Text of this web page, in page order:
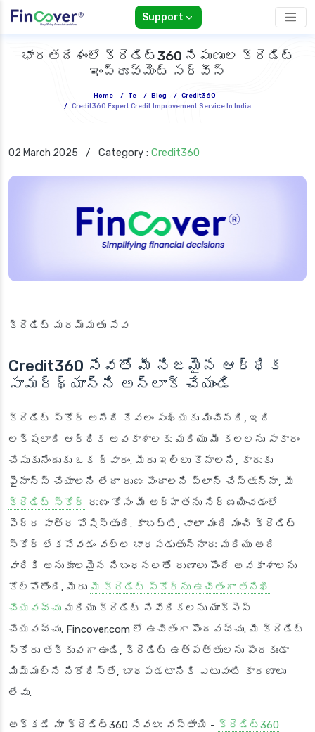
Support
భారతదేశంలో క్రెడిట్360 నిపుణుల క్రెడిట్
ఇంప్రూవ్‌మెంట్ సర్వీస్
Home / Te / Blog / Credit360
/ Credit360 Expert Credit Improvement Service In India
02 March 2025 / Category : Credit360
క్రెడిట్ మరమ్మతు సేవ
Credit360 సేవతో మీ నిజమైన ఆర్థిక
సామర్థ్యాన్ని అన్‌లాక్ చేయండి
క్రెడిట్ స్కోర్ అనేది కేవలం సంఖ్యకు మించినది, ఇది
లక్షలాది ఆర్థిక అవకాశాలకు మరియు మీ కలలను సాకారం
చేసుకునేందుకు ఒక ద్వారం. మీరు ఇల్లు కొనాలని, కారుకు
ఫైనాన్స్ చేయాలని లేదా రుణం పొందాలని ప్లాన్ చేస్తున్నా, మీ
క్రెడిట్ స్కోర్
రుణం కోసం మీ అర్హతను నిర్ణయించడంలో
పెద్ద పాత్ర పోషిస్తుంది. కాబట్టి, చాలా మంది మంచి క్రెడిట్
స్కోర్ లేకపోవడం వల్ల బాధపడుతున్నారు మరియు అది
వారికి అనుకూలమైన నిబంధనలతో రుణాలు పొందే అవకాశాలను
కోల్పోతోంది. మీరు మీ క్రెడిట్ స్కోర్‌ను ఉచితంగా తనిఖీ
చేయవచ్చు మరియు క్రెడిట్ నివేదికలను యాక్సెస్
చేయవచ్చు. Fincover.com లో ఉచితంగా పొందవచ్చు. మీ క్రెడిట్
స్కోరు తక్కువగా ఉండి, క్రెడిట్ ఉత్పత్తులను పొందకుండా
మిమ్మల్ని నిరోధిస్తే, బాధపడటానికి ఎటువంటి కారణాలు
లేవు.
అక్కడే మా క్రెడిట్360 సేవలు వస్తాయి - క్రెడిట్360